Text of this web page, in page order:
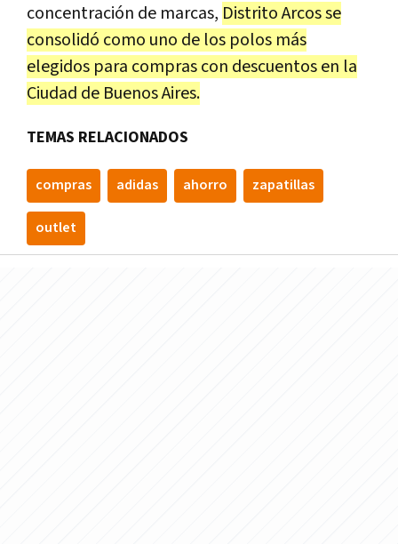
concentración de marcas, Distrito Arcos se
consolidó como uno de los polos más
elegidos para compras con descuentos en la
Ciudad de Buenos Aires.
TEMAS RELACIONADOS
compras adidas ahorro zapatillas
outlet